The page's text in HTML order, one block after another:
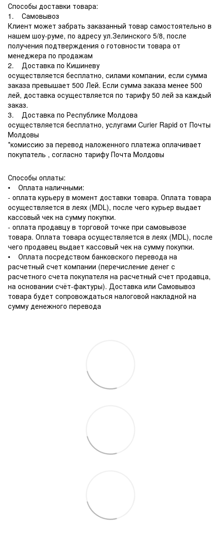
Способы доставки товара:
1. Самовывоз
Клиент может забрать заказанный товар самостоятельно в
нашем шоу-руме, по адресу ул.Зелинского 5/8, после
получения подтверждения о готовности товара от
менеджера по продажам
2. Доставка по Кишиневу
осуществляется бесплатно, силами компании, если сумма
заказа превышает 500 Лей. Если сумма заказа менее 500
лей, доставка осуществляется по тарифу 50 лей за каждый
заказ.
3. Доставка по Республике Молдова
осуществляется бесплатно, услугами Curier Rapid от Почты
Молдовы
*комиссию за перевод наложенного платежа оплачивает
покупатель , согласно тарифу Почта Молдовы
Способы оплаты:
• Оплата наличными:
- оплата курьеру в момент доставки товара. Оплата товара
осуществляется в леях (MDL), после чего курьер выдает
кассовый чек на сумму покупки.
- оплата продавцу в торговой точке при самовывозе
товара. Оплата товара осуществляется в леях (MDL), после
чего продавец выдает кассовый чек на сумму покупки.
• Оплата посредством банковского перевода на
расчетный счет компании (перечисление денег с
расчетного счета покупателя на расчетный счет продавца,
на основании счёт-фактуры). Доставка или Самовывоз
товара будет сопровождаться налоговой накладной на
сумму денежного перевода